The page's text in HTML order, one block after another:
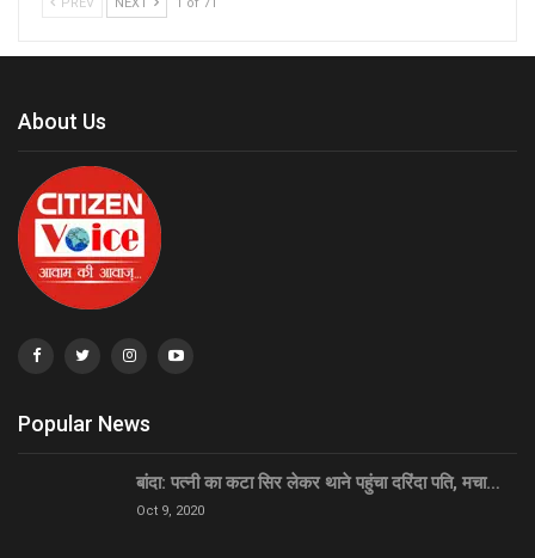
PREV NEXT 1 of 71
About Us
Popular News
बांदा: पत्नी का कटा सिर लेकर थाने पहुंचा दरिंदा पति, मचा…
Oct 9, 2020